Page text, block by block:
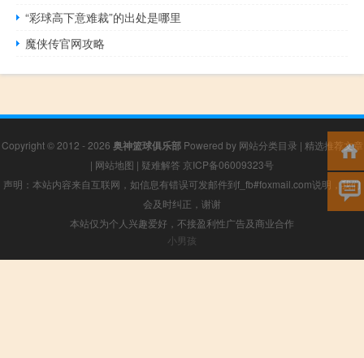
“彩球高下意难裁”的出处是哪里
魔侠传官网攻略
Copyright © 2012 - 2026 奥神篮球俱乐部Powered by 网站分类目录 | 精选推荐文章
| 网站地图 | 疑难解答 京ICP备06009323号
声明：本站内容来自互联网，如信息有错误可发邮件到f_fb#foxmail.com说明，我们
会及时纠正，谢谢
本站仅为个人兴趣爱好，不接盈利性广告及商业合作
小男孩